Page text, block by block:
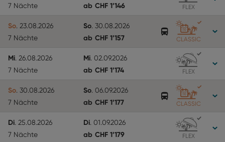
7 Nächte
ab CHF 1’146 FLEX
So. 23.08.2026 So. 30.08.2026
7 Nächte
ab CHF 1’157 CLASSIC
Mi. 26.08.2026 Mi. 02.09.2026
7 Nächte
ab CHF 1’174 FLEX
So. 30.08.2026 So. 06.09.2026
7 Nächte
ab CHF 1’177 CLASSIC
Di. 25.08.2026 Di. 01.09.2026
7 Nächte
ab CHF 1’179 FLEX